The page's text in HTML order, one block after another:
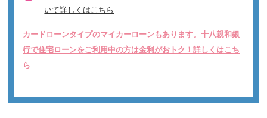
いて詳しくはこちら
カードローンタイプのマイカーローンもあります。十八親和銀
行で住宅ローンをご利用中の方は金利がおトク！詳しくはこち
ら